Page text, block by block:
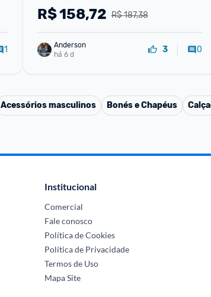
1
Academia Treino Moda Fitness
Musculação
R$ 187,38
R$158,72
Anderson
há 6 d
3 0
Acessórios masculinos Bonés e Chapéus
Institucional
Comercial
Fale conosco
Política de Cookies
Política de Privacidade
Termos de Uso
Mapa Site